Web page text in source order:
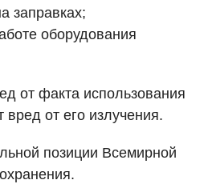
заправках;
оборудования
от факта использования
от его излучения.
позиции Всемирной